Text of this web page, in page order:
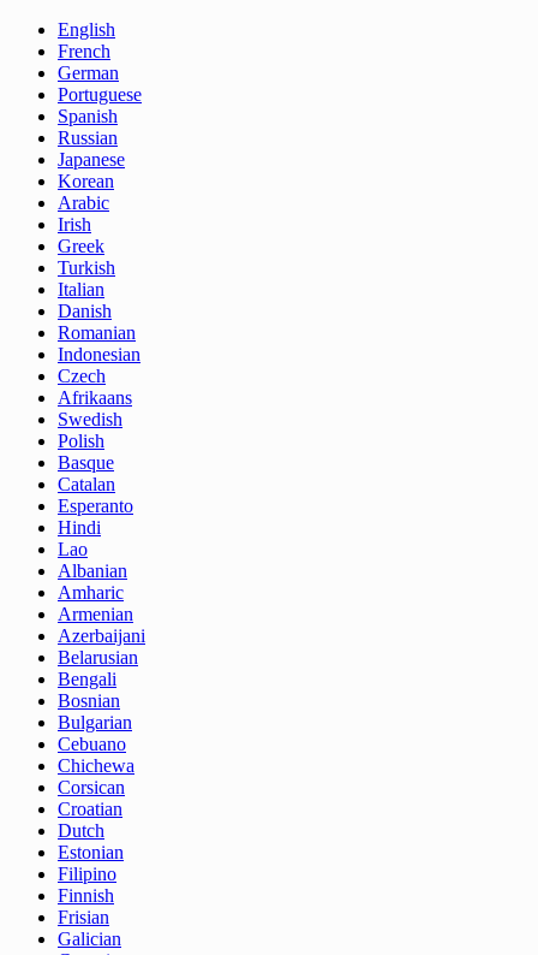
English
French
German
Portuguese
Spanish
Russian
Japanese
Korean
Arabic
Irish
Greek
Turkish
Italian
Danish
Romanian
Indonesian
Czech
Afrikaans
Swedish
Polish
Basque
Catalan
Esperanto
Hindi
Lao
Albanian
Amharic
Armenian
Azerbaijani
Belarusian
Bengali
Bosnian
Bulgarian
Cebuano
Chichewa
Corsican
Croatian
Dutch
Estonian
Filipino
Finnish
Frisian
Galician